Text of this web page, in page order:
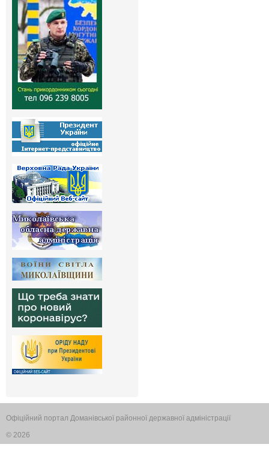
Офіційний портал Доманівської районної державної адміністрації
© 2026